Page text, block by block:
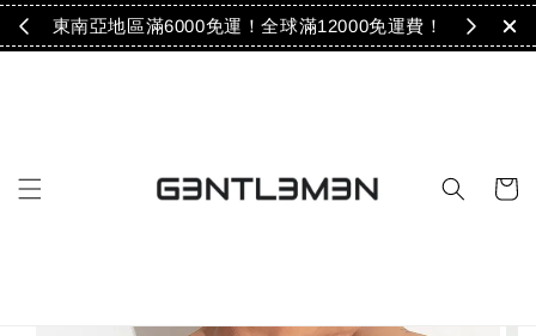
！ 東南亞地區滿6000免運！全球滿12000免運費！